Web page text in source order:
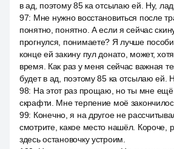
в ад, поэтому 85 ка отсылаю ей. Ну,
97: Мне нужно восстановиться после
понятно, понятно. А если я сейчас
прогнулся, понимаете? Я лучше
конце ей закину пул донато, может,
время. Как раз у меня сейчас важная
будет в ад, поэтому 85 ка отсылаю ей.
98: На этот раз прощаю, но ты мне
скрафти. Мне терпение моё
99: Конечно, я на другое не
смотрите, какое место нашёл. Короче,
здесь остановочку устроим.